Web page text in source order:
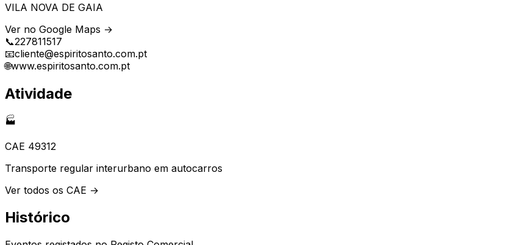
VILA NOVA DE GAIA
Ver no Google Maps →
📞227811517
📧cliente@espiritosanto.com.pt
🌐www.espiritosanto.com.pt
Atividade
🏭
CAE 49312
Transporte regular interurbano em autocarros
Ver todos os CAE →
Histórico